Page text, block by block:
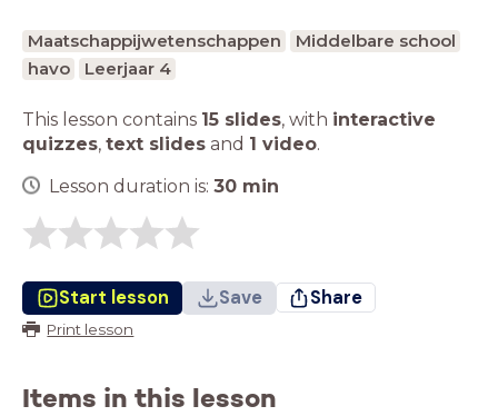
Maatschappijwetenschappen
Middelbare school
havo
Leerjaar 4
This lesson contains 15 slides, with interactive
quizzes, text slides and 1 video.
Lesson duration is: 30 min
Start lesson Save Share
Print lesson
Items in this lesson